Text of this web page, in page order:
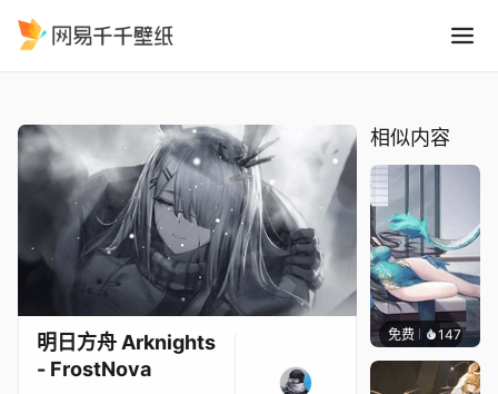
明日方舟 Arknights
- FrostNova
相似内容
免费 147